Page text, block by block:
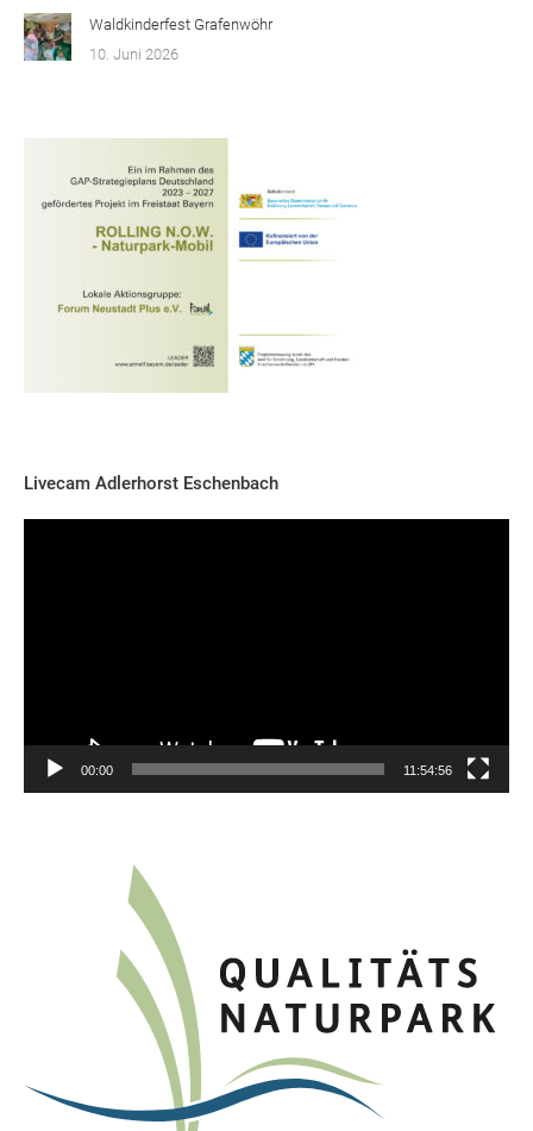
Waldkinderfest Grafenwöhr
10. Juni 2026
Livecam Adlerhorst Eschenbach
00:00 11:54:56